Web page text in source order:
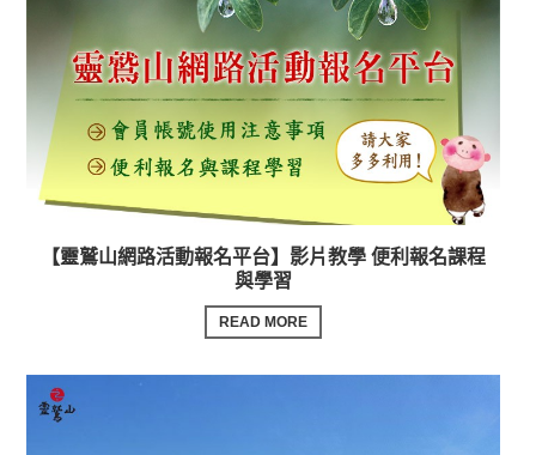
【靈鷲山網路活動報名平台】影片教學 便利報名課程
與學習
READ MORE